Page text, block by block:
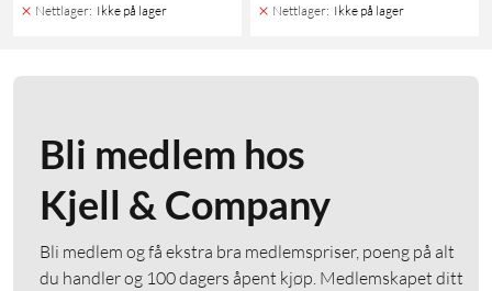
Nettlager: Ikke på lager Nettlager: Ikke på lager
Bli medlem hos
Kjell & Company
Bli medlem og få ekstra bra medlemspriser, poeng på alt
du handler og 100 dagers åpent kjøp. Medlemskapet ditt